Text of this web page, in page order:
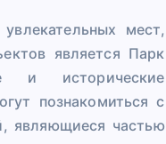
мест,
является Парк
и исторические
познакомиться с
являющиеся частью